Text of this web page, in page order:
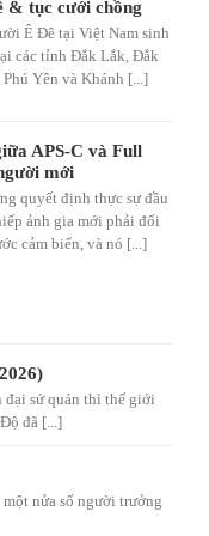
& tục cưới chồng
Ê Đê tại Việt Nam sinh
các tỉnh Đắk Lắk, Đắk
Yên và Khánh [...]
APS-C và Full
mới
quyết định thực sự đầu
ảnh gia mới phải đối
cảm biến, và nó [...]
sứ quán thì thế giới
đã [...]
nửa số người trưởng